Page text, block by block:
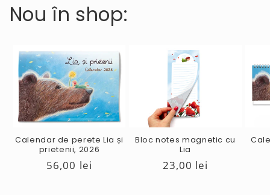
Nou în shop:
Calendar de perete Lia și
prietenii, 2026
Preț
56,00 lei
Bloc notes magnetic cu
Lia
Preț
23,00 lei